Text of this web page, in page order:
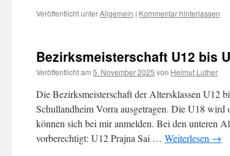
Veröffentlicht unterAllgemein | Kommentar hinterlassen
Bezirksmeisterschaft U12 bis
Veröffentlicht am 5. November 2025 von Helmut Luther
Die Bezirksmeisterschaft der Altersklassen U12
Schullandheim Vorra ausgetragen. Die U18 wird
können sich bei mir anmelden. Bei den unteren
vorberechtigt: U12 Prajna Sai … Weiterlesen →